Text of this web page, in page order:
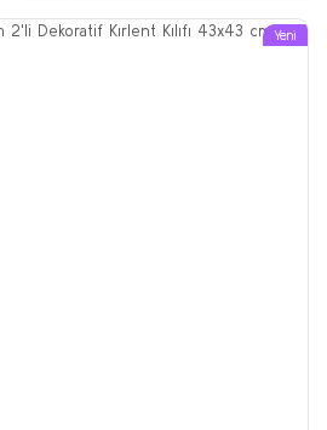
Yeni